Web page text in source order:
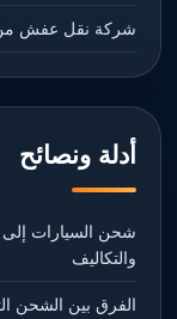
شركة نقل عفش من
أدلة ونصائح
شحن السيارات
والتكاليف
الفرق بين الشحن